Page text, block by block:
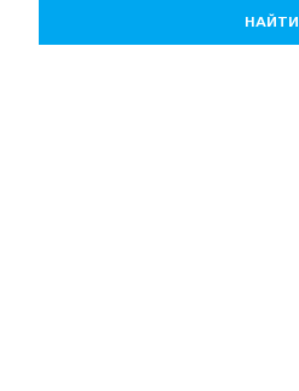
НАЙТИ